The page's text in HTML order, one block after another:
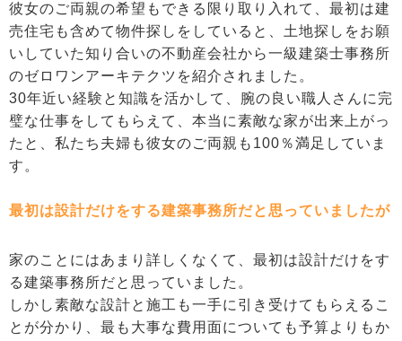
彼女のご両親の希望もできる限り取り入れて、最初は建
売住宅も含めて物件探しをしていると、土地探しをお願
いしていた知り合いの不動産会社から一級建築士事務所
のゼロワンアーキテクツを紹介されました。
30年近い経験と知識を活かして、腕の良い職人さんに完
璧な仕事をしてもらえて、本当に素敵な家が出来上がっ
たと、私たち夫婦も彼女のご両親も100％満足していま
す。
最初は設計だけをする建築事務所だと思っていましたが
家のことにはあまり詳しくなくて、最初は設計だけをす
る建築事務所だと思っていました。
しかし素敵な設計と施工も一手に引き受けてもらえるこ
とが分かり、最も大事な費用面についても予算よりもか